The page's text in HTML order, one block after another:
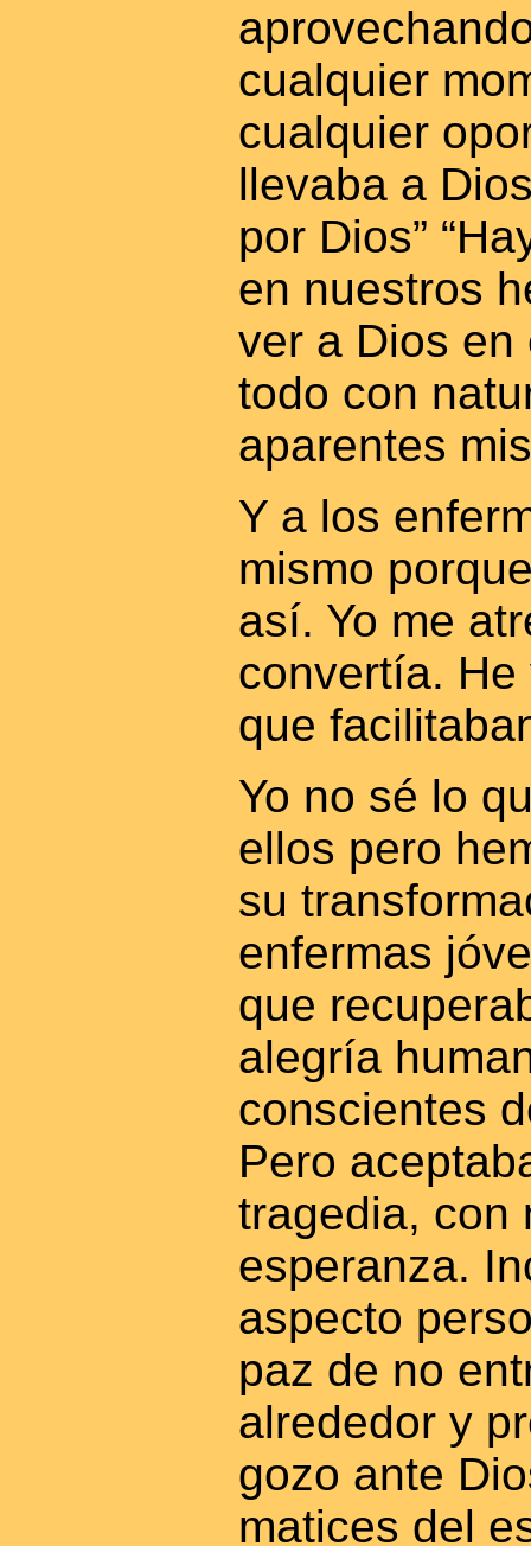
cualquier
cualquier
llevaba a
por Dios”
en nuestros
ver a Dios en
todo con
aparentes
Y a los
mismo
así. Yo me
convertía.
que
Yo no sé lo
ellos pero
su
enfermas
que
alegría
conscientes
Pero
tragedia, con
esperanza.
aspecto
paz de no
alrededor y
gozo ante
matices del